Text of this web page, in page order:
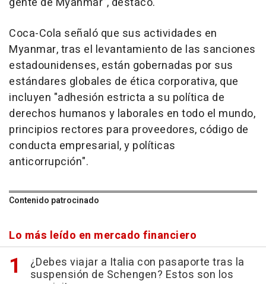
Coca-Cola señaló que sus actividades en
Myanmar, tras el levantamiento de las sanciones
estadounidenses, están gobernadas por sus
estándares globales de ética corporativa, que
incluyen "adhesión estricta a su política de
derechos humanos y laborales en todo el mundo,
principios rectores para proveedores, código de
conducta empresarial, y políticas
anticorrupción".
Contenido patrocinado
Lo más leído en mercado financiero
¿Debes viajar a Italia con pasaporte tras la
suspensión de Schengen? Estos son los